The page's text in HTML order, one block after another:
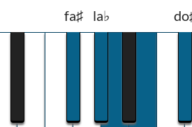
fa♯ la♭